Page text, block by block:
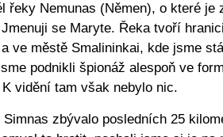
řeky Nemunas (Němen), o které je
se Maryte. Řeka tvoří
ve městě Smalininkai, kde jsme
podnikli špionáž alespoň ve
vidění tam však nebylo nic.
Simnas zbývalo posledních 25